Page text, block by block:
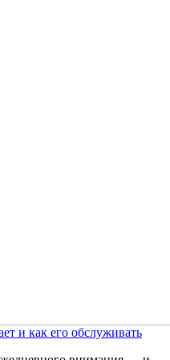
и как его обслуживать